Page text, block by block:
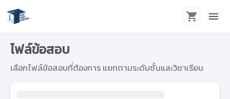
ไฟล์ข้อสอบ
เลือกไฟล์ข้อสอบที่ต้องการ แยกตามระดับชั้นและวิชาเรียน